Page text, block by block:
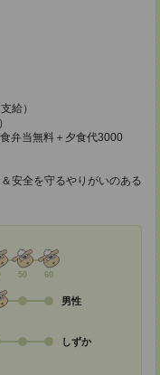
給）
弁当無料＋夕食代3000
安全を守るやりがいのある
50 60
男性
しずか